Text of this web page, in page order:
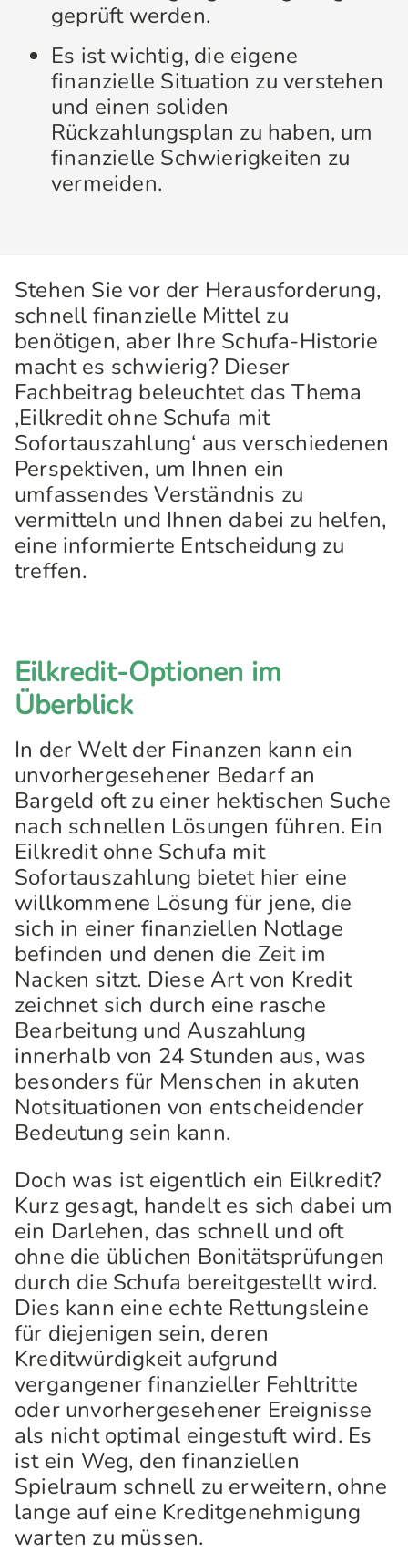
geprüft werden.
Es ist wichtig, die eigene
finanzielle Situation zu verstehen
und einen soliden
Rückzahlungsplan zu haben, um
finanzielle Schwierigkeiten zu
vermeiden.
Stehen Sie vor der Herausforderung,
schnell finanzielle Mittel zu
benötigen, aber Ihre Schufa-Historie
macht es schwierig? Dieser
Fachbeitrag beleuchtet das Thema
‚Eilkredit ohne Schufa mit
Sofortauszahlung‘ aus verschiedenen
Perspektiven, um Ihnen ein
umfassendes Verständnis zu
vermitteln und Ihnen dabei zu helfen,
eine informierte Entscheidung zu
treffen.
Eilkredit-Optionen im
Überblick
In der Welt der Finanzen kann ein
unvorhergesehener Bedarf an
Bargeld oft zu einer hektischen Suche
nach schnellen Lösungen führen. Ein
Eilkredit ohne Schufa mit
Sofortauszahlung bietet hier eine
willkommene Lösung für jene, die
sich in einer finanziellen Notlage
befinden und denen die Zeit im
Nacken sitzt. Diese Art von Kredit
zeichnet sich durch eine rasche
Bearbeitung und Auszahlung
innerhalb von 24 Stunden aus, was
besonders für Menschen in akuten
Notsituationen von entscheidender
Bedeutung sein kann.
Doch was ist eigentlich ein Eilkredit?
Kurz gesagt, handelt es sich dabei um
ein Darlehen, das schnell und oft
ohne die üblichen Bonitätsprüfungen
durch die Schufa bereitgestellt wird.
Dies kann eine echte Rettungsleine
für diejenigen sein, deren
Kreditwürdigkeit aufgrund
vergangener finanzieller Fehltritte
oder unvorhergesehener Ereignisse
als nicht optimal eingestuft wird. Es
ist ein Weg, den finanziellen
Spielraum schnell zu erweitern, ohne
lange auf eine Kreditgenehmigung
warten zu müssen.